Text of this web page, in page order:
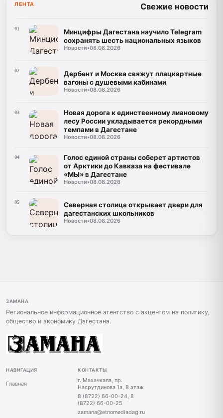
ЛЕНТА Свежие новости
01
Минцифры Дагестана научило Telegram
сохранять шесть национальных языков
Новости•08.08.2026
02
Дербент и Москва свяжут плацкартные
вагоны с душевыми кабинами
Новости•08.08.2026
03
Новая дорога к единственному лиановому
лесу России укладывается рекордными
темпами в Дагестане
Новости•08.08.2026
04
Голос единой страны соберет артистов
от Арктики до Кавказа на фестивале
«МЫ» в Дагестане
Новости•08.08.2026
05
Северная столица открывает двери для
дагестанских школьников
Новости•08.08.2026
ЗАМАНА
Региональное информационное агентство с акцентом на политику,
общество и экономику Дагестана.
НАВИГАЦИЯ
Главная
КОНТАКТЫ
г. Махачкала, пр.
Насрутдинова 1а, 8 этаж
8 (8722) 66-00-24, 8
(8722) 66-00-25
zamana@etnomediadag.ru